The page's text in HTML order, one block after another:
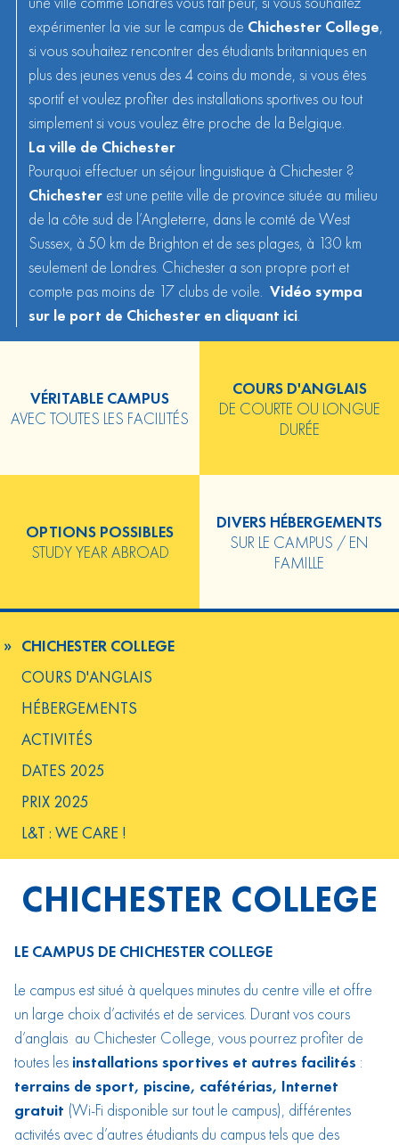
expérimenter la vie sur le campus de Chichester College,
si vous souhaitez rencontrer des étudiants britanniques en
plus des jeunes venus des 4 coins du monde, si vous êtes
sportif et voulez profiter des installations sportives ou tout
simplement si vous voulez être proche de la Belgique.
La ville de Chichester
Pourquoi effectuer un séjour linguistique à Chichester ?
Chichester est une petite ville de province située au milieu
de la côte sud de l’Angleterre, dans le comté de West
Sussex, à 50 km de Brighton et de ses plages, à 130 km
seulement de Londres. Chichester a son propre port et
compte pas moins de 17 clubs de voile. Vidéo sympa
sur le port de Chichester en cliquant ici.
VÉRITABLE CAMPUS
AVEC TOUTES LES FACILITÉS
COURS D'ANGLAIS
DE COURTE OU LONGUE
DURÉE
OPTIONS POSSIBLES
STUDY YEAR ABROAD
DIVERS HÉBERGEMENTS
SUR LE CAMPUS / EN
FAMILLE
CHICHESTER COLLEGE
COURS D'ANGLAIS
HÉBERGEMENTS
ACTIVITÉS
DATES 2025
PRIX 2025
L&T : WE CARE !
CHICHESTER COLLEGE
LE CAMPUS DE CHICHESTER COLLEGE
Le campus est situé à quelques minutes du centre ville et offre
un large choix d’activités et de services. Durant vos cours
d’anglais au Chichester College, vous pourrez profiter de
toutes les installations sportives et autres facilités :
terrains de sport, piscine, cafétérias, Internet
gratuit (Wi-Fi disponible sur tout le campus), différentes
activités avec d’autres étudiants du campus tels que des